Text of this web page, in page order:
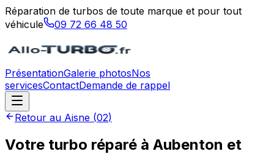
Réparation de turbos de toute marque et pour tout
véhicule
09 72 66 48 50
PrésentationGalerie photosNos
servicesContactDemande de rappel
Retour au Aisne (02)
Votre turbo réparé à Aubenton et